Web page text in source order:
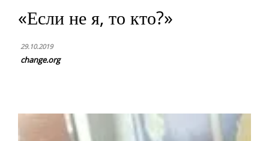
«Если не я, то кто?»
29.10.2019
change.org